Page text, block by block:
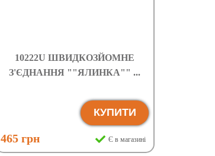
10222U ШВИДКОЗЙОМНЕ
З'ЄДНАННЯ ""ЯЛИНКА"" ...
465 грн
КУПИТИ
Є в магазині